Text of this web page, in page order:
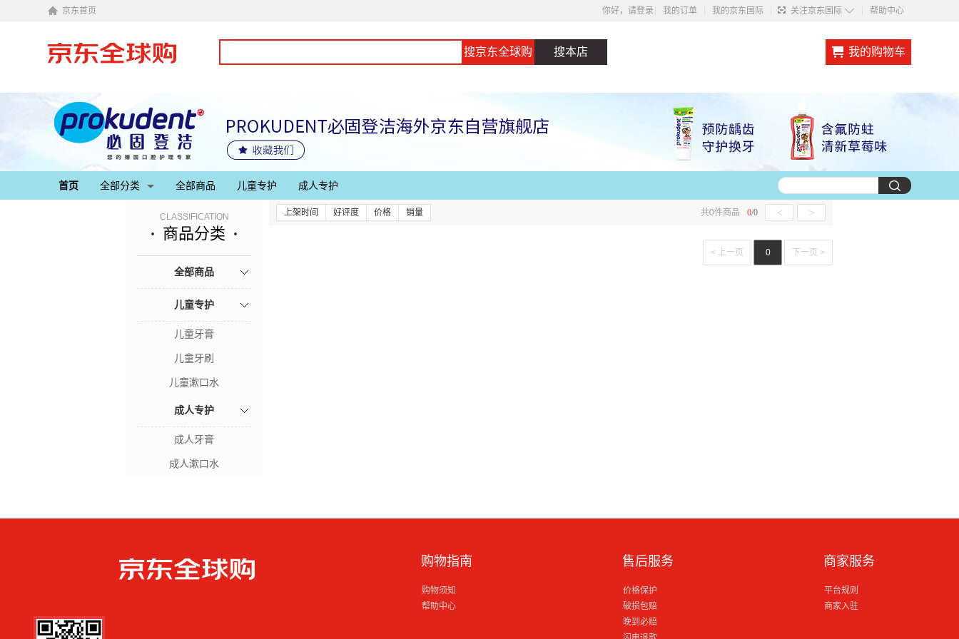
京东首页 你好，请登录 我的订单 我的京东国际 关注京东国际 ◇ 帮助中心
搜京东全球购 搜本店 我的购物车
首页 全部分类 全部商品 儿童专护 成人专护
CLASSIFICATION
商品分类
全部商品
儿童专护
儿童牙膏
儿童牙刷
儿童漱口水
成人专护
成人牙膏
成人漱口水
上架时间 好评度 价格 销量 0/0 < >
共0件商品
< 上一页 0 下一页 >
购物指南
购物须知
帮助中心
售后服务
价格保护
破损包赔
晚到必赔
商家服务
平台规则
商家入驻